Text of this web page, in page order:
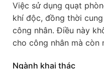
Việc sử dụng quạt
khí độc, đồng thời
công nhân. Điều này
cho công nhân mà còn
Ngành khai thác